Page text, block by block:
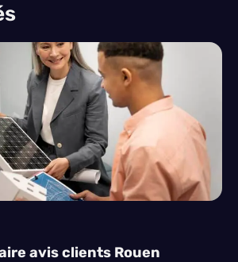
avis clients Rouen